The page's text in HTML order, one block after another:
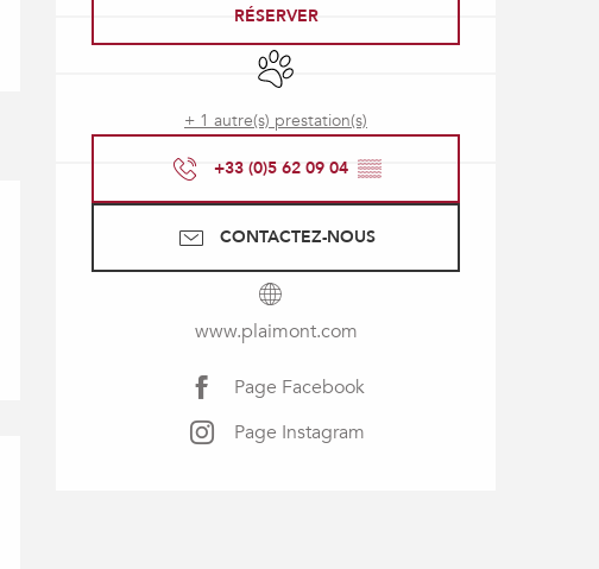
RÉSERVER
Animaux acceptés
+ 1 autre(s) prestation(s)
+33 (0)5 62 09 04 ▒▒
CONTACTEZ-NOUS
www.plaimont.com
Page Facebook
Page Instagram